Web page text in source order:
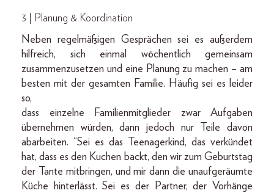
3 | Planung & Koordination
Neben regelmäßigen Gesprächen sei es außerdem
hilfreich, sich einmal wöchentlich gemeinsam
zusammenzusetzen und eine Planung zu machen – am
besten mit der gesamten Familie. Häufig sei es leider
so,
dass einzelne Familienmitglieder zwar Aufgaben
übernehmen würden, dann jedoch nur Teile davon
abarbeiten. “Sei es das Teenagerkind, das verkündet
hat, dass es den Kuchen backt, den wir zum Geburtstag
der Tante mitbringen, und mir dann die unaufgeräumte
Küche hinterlässt. Sei es der Partner, der Vorhänge